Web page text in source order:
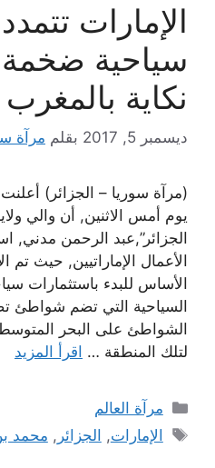
الإمارات
سياحية ضخمة
نكاية بالمغرب
ديسمبر 5, 2017 بقلم مرآة
(مرآة سوريا – الجزائر)
يوم أمس الاثنين, أن والي
الجزائر”,عبد الرحمن مدني,
الأعمال الإماراتيين, حيث
الأساس للبدء باستثمارات
السياحية التي تضم شواطئ
الشواطئ على البحر
لتلك المنطقة … اقرأ المزيد
التصنيفات
مرآة العالم
الوسوم
الإمارات, الجزائر , محمد